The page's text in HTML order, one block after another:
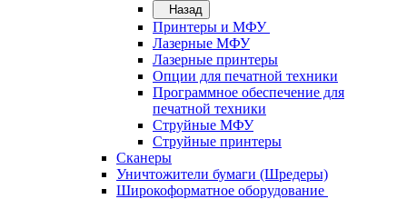
Назад
Принтеры и МФУ
Лазерные МФУ
Лазерные принтеры
Опции для печатной техники
Программное обеспечение для
печатной техники
Струйные МФУ
Струйные принтеры
Сканеры
Уничтожители бумаги (Шредеры)
Широкоформатное оборудование